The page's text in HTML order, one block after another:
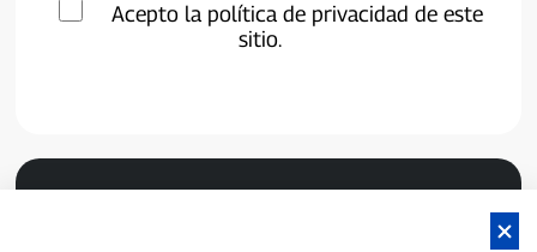
Acepto la política de privacidad de este
sitio.